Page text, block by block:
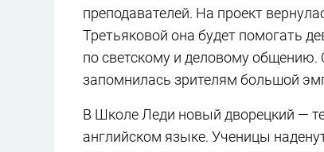
преподавателей. На проект
Третьяковой она будет помогать
по светскому и деловому общению.
запомнилась зрителям большой
В Школе Леди новый дворецкий —
английском языке. Ученицы